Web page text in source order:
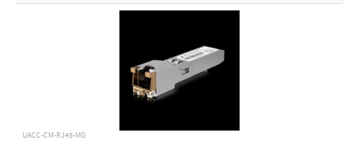
UACC-CM-RJ45-MG